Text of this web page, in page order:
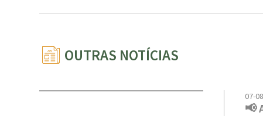
OUTRAS NOTÍCIAS
07-
📢